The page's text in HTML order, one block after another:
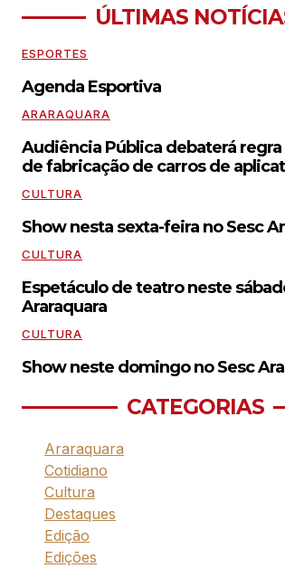
ÚLTIMAS
ESPORTES
Agenda Esportiva
ARARAQUARA
Audiência Pública debaterá regra
de fabricação de carros de
CULTURA
Show nesta sexta-feira no Sesc
CULTURA
Espetáculo de teatro neste
Araraquara
CULTURA
Show neste domingo no Sesc
CATEGORIAS
Araraquara
Cotidiano
Cultura
Destaques
Edição
Edições